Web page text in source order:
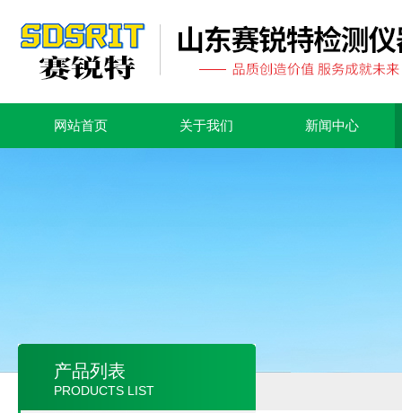
网站首页 关于我们 新闻中心
产品列表
PRODUCTS LIST